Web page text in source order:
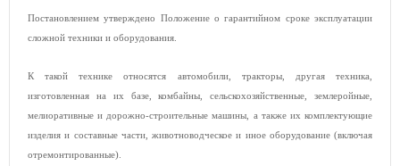
Постановлением утверждено Положение о гарантийном сроке эксплуатации
сложной техники и оборудования.
К такой технике относятся автомобили, тракторы, другая техника,
изготовленная на их базе, комбайны, сельскохозяйственные, землеройные,
мелиоративные и дорожно-строительные машины, а также их комплектующие
изделия и составные части, животноводческое и иное оборудование (включая
отремонтированные).